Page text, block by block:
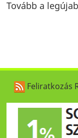
Tovább a
Feliratkozás